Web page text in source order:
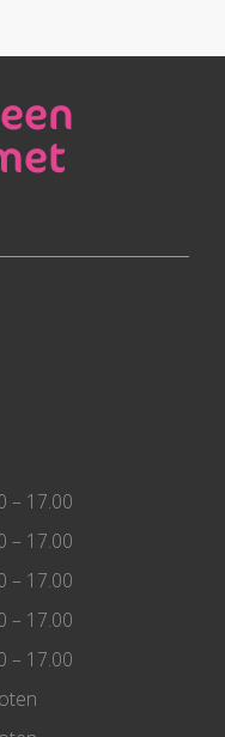
– 17.00
– 17.00
– 17.00
– 17.00
– 17.00